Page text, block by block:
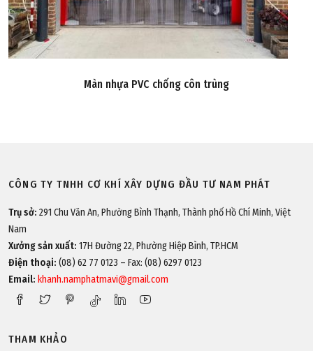
Màn nhựa PVC chống côn trùng
CÔNG TY TNHH CƠ KHÍ XÂY DỰNG ĐẦU TƯ NAM PHÁT
Trụ sở: 291 Chu Văn An, Phường Bình Thạnh, Thành phố Hồ Chí Minh, Việt
Nam
Xưởng sản xuất: 17H Đường 22, Phường Hiệp Bình, TP.HCM
Điện thoại: (08) 62 77 0123 – Fax: (08) 6297 0123
Email: khanh.namphatmavi@gmail.com
THAM KHẢO